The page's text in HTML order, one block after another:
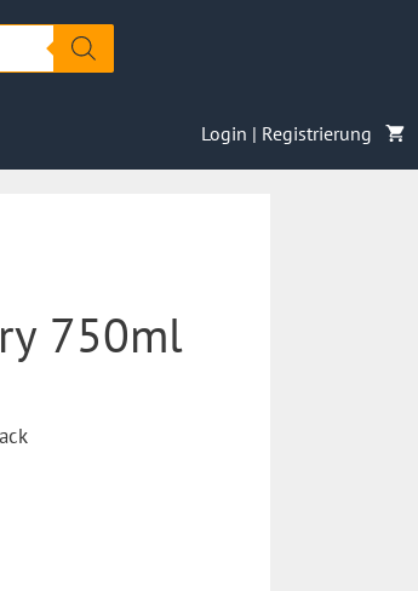
Login | Registrierung
750ml